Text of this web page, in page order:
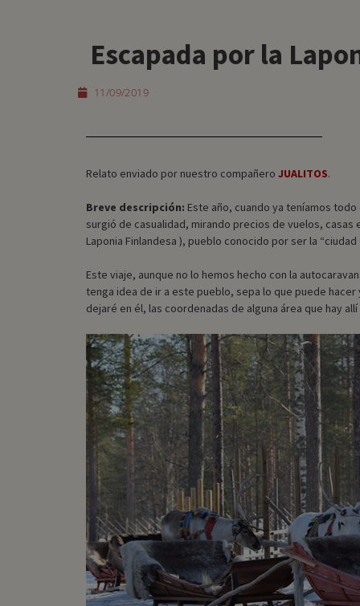
Escapada por la
11/09/2019
Relato enviado por nuestro compañero JUALITOS.
Breve descripción: Este año, cuando ya teníamos
surgió de casualidad, mirando precios de vuelos,
Laponia Finlandesa ), pueblo conocido por ser la “ciudad
Este viaje, aunque no lo hemos hecho con la
tenga idea de ir a este pueblo, sepa lo que puede
dejaré en él, las coordenadas de alguna área que hay